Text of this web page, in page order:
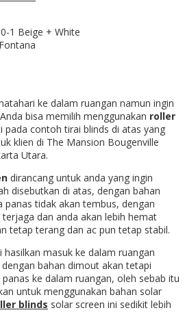
1 Beige + White
ke dalam ruangan namun ingin
bisa memilih menggunakan roller
pada contoh tirai blinds di atas yang
klien di The Mansion Bougenville
Utara.
dirancang untuk anda yang ingin
disebutkan di atas, dengan bahan
panas tidak akan tembus, dengan
dan anda akan lebih hemat
tetap terang dan ac pun tetap stabil.
hasilkan masuk ke dalam ruangan
bahan dimout akan tetapi
ke dalam ruangan, oleh sebab itu
untuk menggunakan bahan solar
blinds solar screen ini sedikit lebih